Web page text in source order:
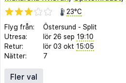
23°C
Flyg från:
Östersund - Split
Utresa:
lör 26 sep 19:10
Retur:
lör 03 okt 15:05
Nätter:
7
Fler val